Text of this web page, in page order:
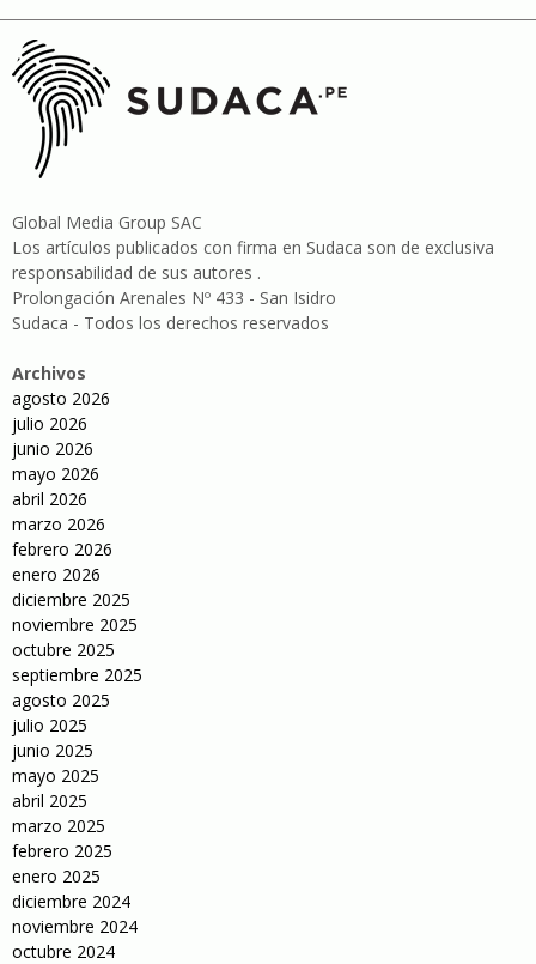
Global Media Group SAC
Los artículos publicados con firma en Sudaca son de exclusiva
responsabilidad de sus autores .
Prolongación Arenales Nº 433 - San Isidro
Sudaca - Todos los derechos reservados
Archivos
agosto 2026
julio 2026
junio 2026
mayo 2026
abril 2026
marzo 2026
febrero 2026
enero 2026
diciembre 2025
noviembre 2025
octubre 2025
septiembre 2025
agosto 2025
julio 2025
junio 2025
mayo 2025
abril 2025
marzo 2025
febrero 2025
enero 2025
diciembre 2024
noviembre 2024
octubre 2024